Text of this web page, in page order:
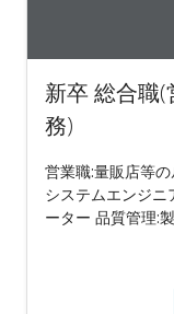
新卒 総合職
務)
営業職:量販店等の
システムエンジニ
ーター 品質管理: